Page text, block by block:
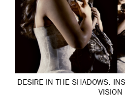
DESIRE IN THE SHADOWS:
VISION